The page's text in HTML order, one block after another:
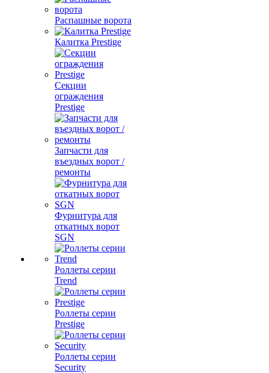
Распашные ворота
Калитка Prestige
Секции
ограждения
Prestige
Запчасти для
въездных ворот /
ремонты
Фурнитура для
откатных ворот
SGN
Роллеты серии
Trend
Роллеты серии
Prestige
Роллеты серии
Security